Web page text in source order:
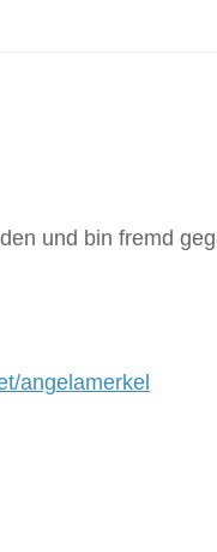
und bin fremd
angelamerkel